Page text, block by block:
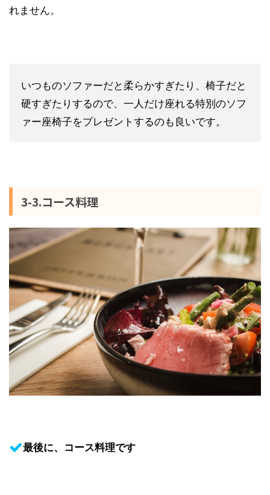
れません。
いつものソファーだと柔らかすぎたり、椅子だと
硬すぎたりするので、一人だけ座れる特別のソフ
ァー座椅子をプレゼントするのも良いです。
3-3.コース料理
最後に、コース料理です